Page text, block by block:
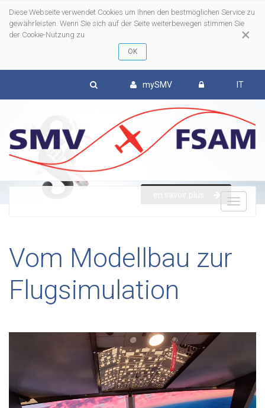
×
Diese Webseite verwendet Cookies um Ihnen den bestmöglichen Service zu
gewährleisten. Wenn Sie sich auf der Seite weiterbewegen stimmen Sie
der Cookie-Nutzung zu
mySMV IT
Vom Modellbau zur
Flugsimulation